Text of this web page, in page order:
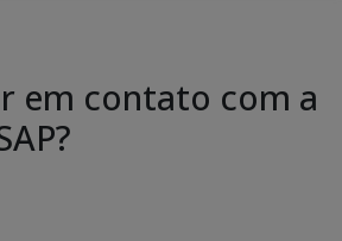
em contato com a